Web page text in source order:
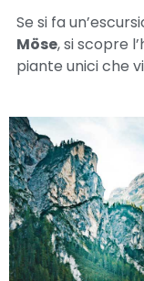
Se si fa
Möse, si scopre
piante unici che